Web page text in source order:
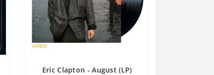
Eric Clapton - August (LP)